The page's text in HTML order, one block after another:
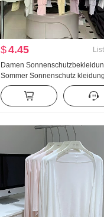
$4.45
Damen
Sommer Sonnenschutz kleidung
Nylon dünne Ausführung Eis
Atmungsaktiv Jacke Locker
Größe Hoodie